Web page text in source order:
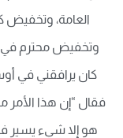
العامة، وتخفيض
وتخفيض محترم في
كان يرافقني في
فقال “إن هذا الأمر
هو إلا شيء يسير